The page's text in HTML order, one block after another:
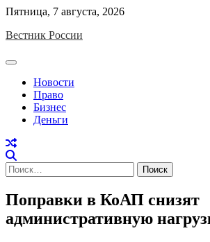
Skip
content
Пятница, 7 августа, 2026
Вестник России
Новости
Право
Бизнес
Деньги
Найти:
Поправки в КоАП снизят
административную